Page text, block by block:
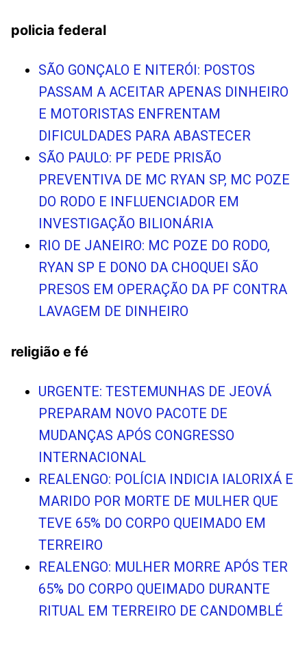
policia federal
SÃO GONÇALO E NITERÓI: POSTOS
PASSAM A ACEITAR APENAS DINHEIRO
E MOTORISTAS ENFRENTAM
DIFICULDADES PARA ABASTECER
SÃO PAULO: PF PEDE PRISÃO
PREVENTIVA DE MC RYAN SP, MC POZE
DO RODO E INFLUENCIADOR EM
INVESTIGAÇÃO BILIONÁRIA
RIO DE JANEIRO: MC POZE DO RODO,
RYAN SP E DONO DA CHOQUEI SÃO
PRESOS EM OPERAÇÃO DA PF CONTRA
LAVAGEM DE DINHEIRO
religião e fé
URGENTE: TESTEMUNHAS DE JEOVÁ
PREPARAM NOVO PACOTE DE
MUDANÇAS APÓS CONGRESSO
INTERNACIONAL
REALENGO: POLÍCIA INDICIA IALORIXÁ E
MARIDO POR MORTE DE MULHER QUE
TEVE 65% DO CORPO QUEIMADO EM
TERREIRO
REALENGO: MULHER MORRE APÓS TER
65% DO CORPO QUEIMADO DURANTE
RITUAL EM TERREIRO DE CANDOMBLÉ